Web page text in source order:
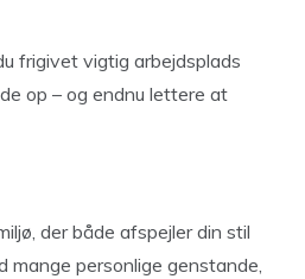
frigivet vigtig arbejdsplads
op – og endnu lettere at
der både afspejler din stil
personlige genstande,